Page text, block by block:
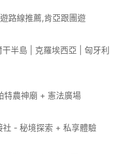
路線推薦,肯亞跟團遊
半島 | 克羅埃西亞 | 匈牙利
特農神廟 + 憲法廣場
- 秘境探索 + 私享體驗